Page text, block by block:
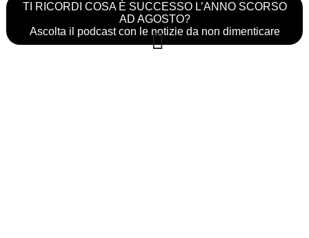
TI RICORDI COSA È SUCCESSO L’ANNO SCORSO
AD AGOSTO?
Ascolta il podcast con le notizie da non dimenticare